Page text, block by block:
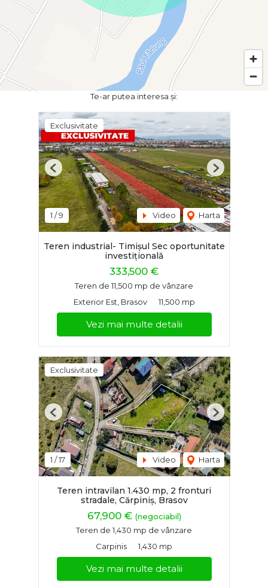
Te-ar putea interesa și:
Exclusivitate
1 /9 Video Harta
Previous Next
Teren industrial- Timișul Sec oportunitate
investițională
333,500 €
Teren de 11,500 mp de vânzare
Exterior Est, Brasov
11,500 mp
Vezi mai multe detalii
Exclusivitate
1 /17 Video Harta
Previous Next
Teren intravilan 1.430 mp, 2 fronturi
stradale, Cărpiniș, Brasov
67,900 € (negociabil)
Teren de 1,430 mp de vânzare
Carpinis
1,430 mp
Vezi mai multe detalii